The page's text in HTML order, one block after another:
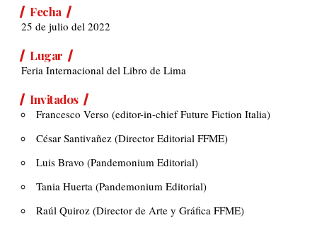
Fecha
25 de julio del 2022
Lugar
Feria Internacional del Libro de Lima
Invitados
Francesco Verso (editor-in-chief Future Fiction Italia)
César Santivañez (Director Editorial FFME)
Luis Bravo (Pandemonium Editorial)
Tania Huerta (Pandemonium Editorial)
Raúl Quiroz (Director de Arte y Gráfica FFME)